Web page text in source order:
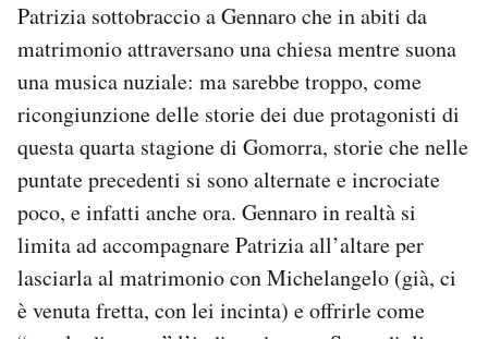
Patrizia sottobraccio a Gennaro che in abiti da
matrimonio attraversano una chiesa mentre suona
una musica nuziale: ma sarebbe troppo, come
ricongiunzione delle storie dei due protagonisti di
questa quarta stagione di Gomorra, storie che nelle
puntate precedenti si sono alternate e incrociate
poco, e infatti anche ora. Gennaro in realtà si
limita ad accompagnare Patrizia all’altare per
lasciarla al matrimonio con Michelangelo (già, ci
è venuta fretta, con lei incinta) e offrirle come